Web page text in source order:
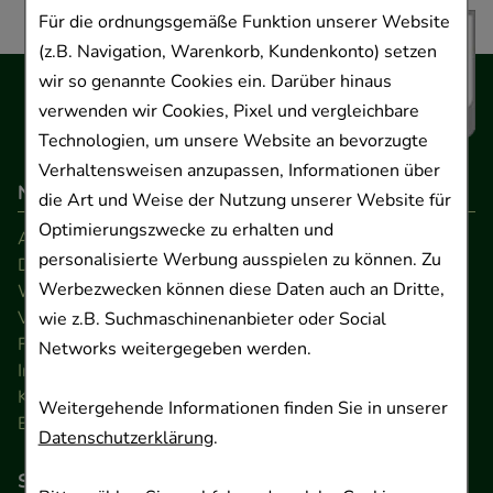
Für die ordnungsgemäße Funktion unserer Website
(z.B. Navigation, Warenkorb, Kundenkonto) setzen
wir so genannte Cookies ein. Darüber hinaus
verwenden wir Cookies, Pixel und vergleichbare
Technologien, um unsere Website an bevorzugte
Verhaltensweisen anzupassen, Informationen über
die Art und Weise der Nutzung unserer Website für
Optimierungszwecke zu erhalten und
personalisierte Werbung ausspielen zu können. Zu
Werbezwecken können diese Daten auch an Dritte,
wie z.B. Suchmaschinenanbieter oder Social
Networks weitergegeben werden.
Weitergehende Informationen finden Sie in unserer
Datenschutzerklärung.
Navigation
AGB
Datenschutz
Widerrufsrecht
Versandkosten
FAQ
Impressum
Kontakt
Barrierefreiheitserklärung
So können Sie bezahlen